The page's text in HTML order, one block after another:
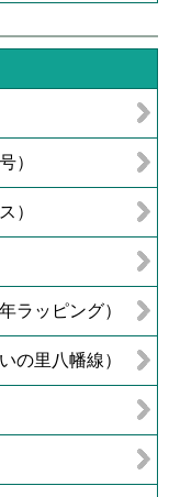
）
）
ラッピング）
の里八幡線）